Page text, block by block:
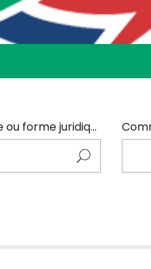
Entrer ici le nom de l'adhérents (code NAF, catégorie ou forme juridique)